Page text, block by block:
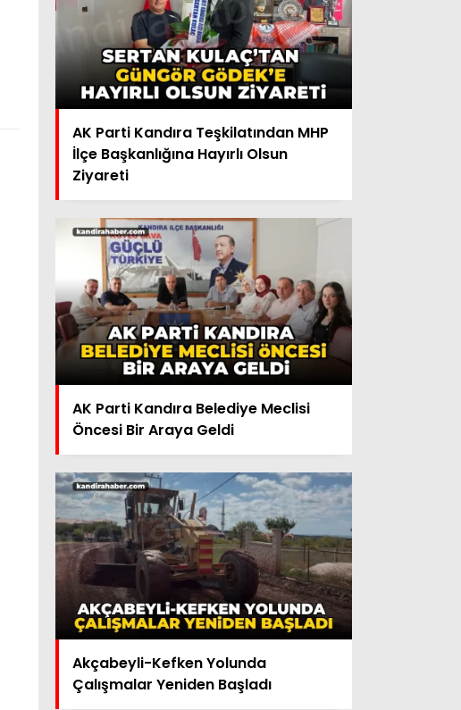
AK Parti Kandıra Teşkilatından MHP
İlçe Başkanlığına Hayırlı Olsun
Ziyareti
AK Parti Kandıra Belediye Meclisi
Öncesi Bir Araya Geldi
Akçabeyli-Kefken Yolunda
Çalışmalar Yeniden Başladı